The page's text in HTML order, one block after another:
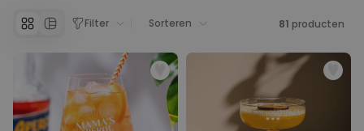
gepersonaliseerde mok is een ideaal cadeau voor iedereen en voor
Filter Sorteren 81 producten